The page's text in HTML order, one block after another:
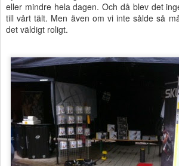
eller mindre hela dagen. Och då blev det
till vårt tält. Men även om vi inte sålde så
det väldigt roligt.